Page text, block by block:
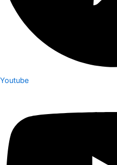
Youtube